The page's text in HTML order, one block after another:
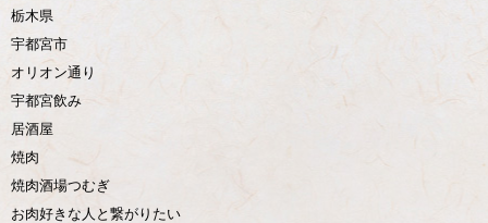
栃木県
宇都宮市
オリオン通り
宇都宮飲み
居酒屋
焼肉
焼肉酒場つむぎ
お肉好きな人と繋がりたい